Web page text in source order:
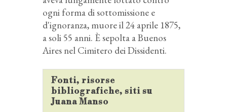
ogni forma di sottomissione e
d'ignoranza, muore il 24 aprile 1875,
a soli 55 anni. È sepolta a Buenos
Aires nel Cimitero dei Dissidenti.
Fonti, risorse
bibliografiche, siti su
Juana Manso